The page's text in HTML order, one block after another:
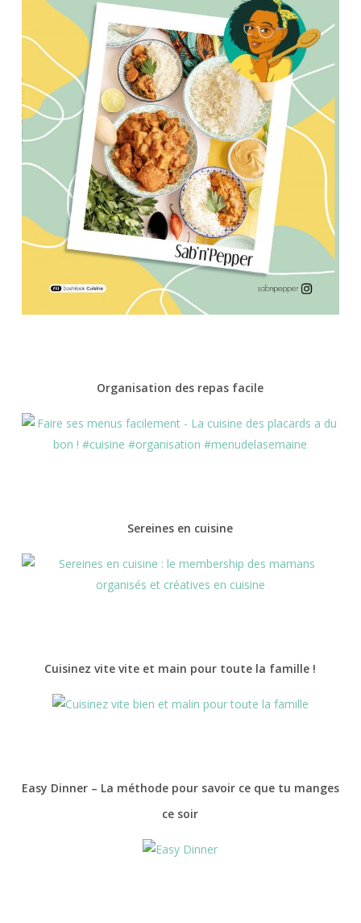
Organisation des repas facile
Sereines en cuisine
Cuisinez vite vite et main pour toute la famille !
Easy Dinner – La méthode pour savoir ce que tu manges
ce soir